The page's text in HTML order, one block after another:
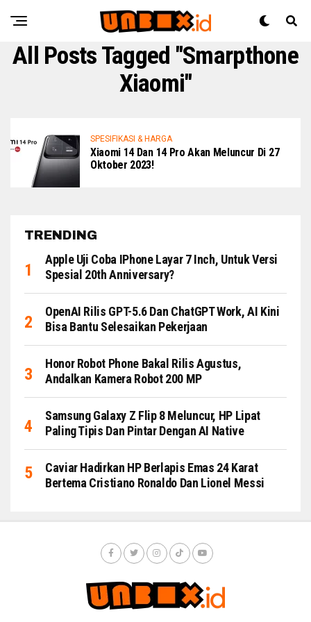
All Posts Tagged "Smarpthone
Xiaomi"
SPESIFIKASI & HARGA
Xiaomi 14 Dan 14 Pro Akan Meluncur Di 27
Oktober 2023!
TRENDING
Apple Uji Coba IPhone Layar 7 Inch, Untuk Versi
Spesial 20th Anniversary?
OpenAI Rilis GPT-5.6 Dan ChatGPT Work, AI Kini
Bisa Bantu Selesaikan Pekerjaan
Honor Robot Phone Bakal Rilis Agustus,
Andalkan Kamera Robot 200 MP
Samsung Galaxy Z Flip 8 Meluncur, HP Lipat
Paling Tipis Dan Pintar Dengan AI Native
Caviar Hadirkan HP Berlapis Emas 24 Karat
Bertema Cristiano Ronaldo Dan Lionel Messi